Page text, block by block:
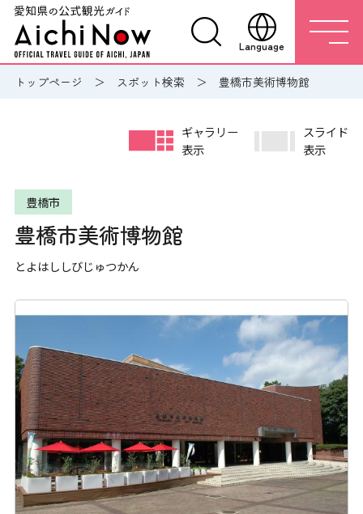
Language
トップページ スポット検索 豊橋市美術博物館
豊橋市
豊橋市美術博物館
とよはししびじゅつかん
ギャラリー
表示
スライド
表示